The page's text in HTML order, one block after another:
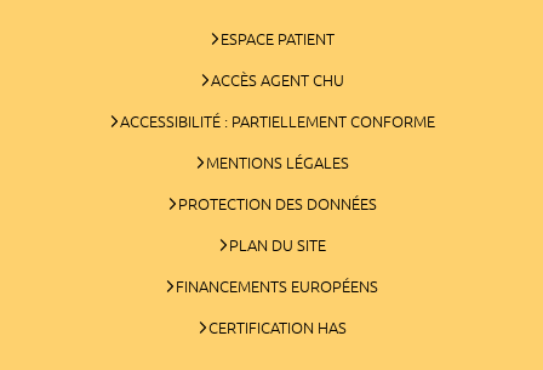
ESPACE PATIENT
ACCÈS AGENT CHU
ACCESSIBILITÉ : PARTIELLEMENT CONFORME
MENTIONS LÉGALES
PROTECTION DES DONNÉES
PLAN DU SITE
FINANCEMENTS EUROPÉENS
CERTIFICATION HAS